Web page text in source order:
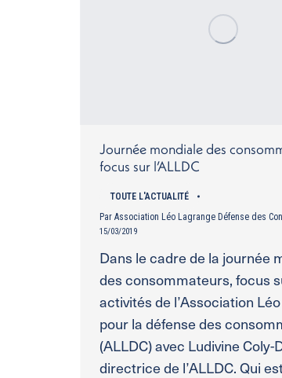
Journée mondiale des
focus sur l’ALLDC
TOUTE L'ACTUALITÉ
Par Association Léo Lagrange Défense des
15/03/2019
Dans le cadre de la journée
des consommateurs, focus
activités de l’Association
pour la défense des
(ALLDC) avec Ludivine Coly-
directrice de l’ALLDC. Qui